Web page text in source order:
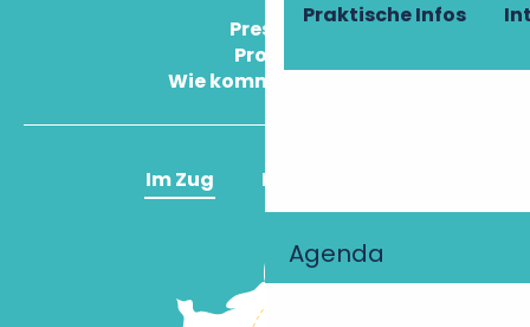
Praktische Infos
Agenda
Press
Pros
Wie komme ich an?
Im Zug Im Flugzeug